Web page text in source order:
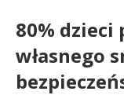
80% dzieci
własnego